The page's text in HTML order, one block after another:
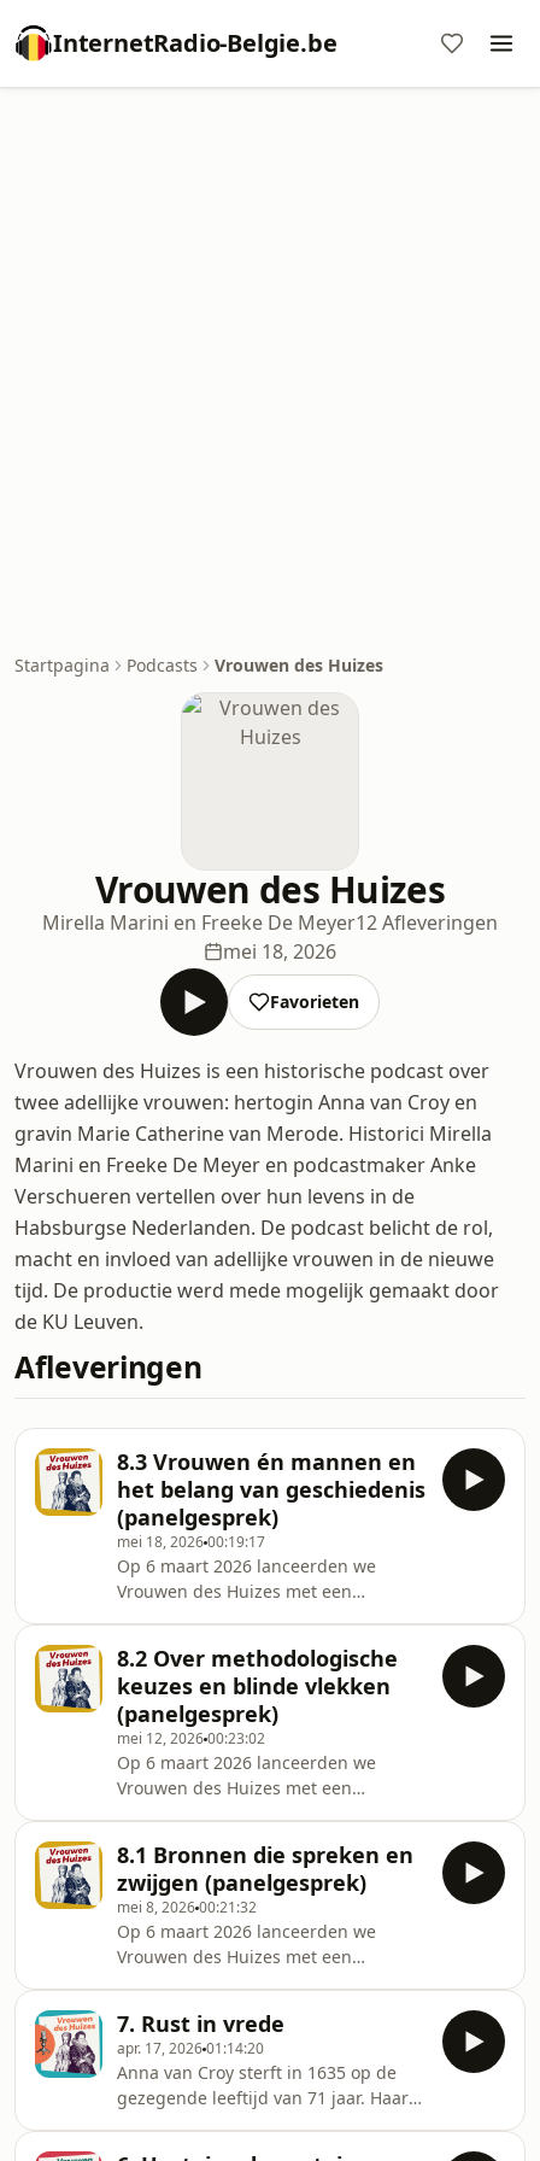
InternetRadio-Belgie.be
Startpagina Podcasts Vrouwen des Huizes
Vrouwen des Huizes
Mirella Marini en Freeke De Meyer12 Afleveringen
mei 18, 2026
Favorieten
Vrouwen des Huizes is een historische podcast over
twee adellijke vrouwen: hertogin Anna van Croy en
gravin Marie Catherine van Merode. Historici Mirella
Marini en Freeke De Meyer en podcastmaker Anke
Verschueren vertellen over hun levens in de
Habsburgse Nederlanden. De podcast belicht de rol,
macht en invloed van adellijke vrouwen in de nieuwe
tijd. De productie werd mede mogelijk gemaakt door
de KU Leuven.
Afleveringen
8.3 Vrouwen én mannen en
het belang van geschiedenis
(panelgesprek)
mei 18, 202600:19:17
Op 6 maart 2026 lanceerden we
Vrouwen des Huizes met een
aan om de onderwerpen uit onze
podcastreeks te verdiepen en te
verbreden. Die gesprekken vormen in
drie korte afleveringen het sluitstuk
van deze podcastreeks. In het derde
en laatste panelgesprek gaat Anke
Verschueren in gesprek met Johan
Verberckmoes (KU Leuven), Jona
8.2 Over methodologische
keuzes en blinde vlekken
(panelgesprek)
mei 12, 202600:23:02
Op 6 maart 2026 lanceerden we
Vrouwen des Huizes met een
aan om de onderwerpen uit onze
podcastreeks te verdiepen en te
verbreden. Die gesprekken vormen in
drie korte afleveringen het sluitstuk
van deze podcastreeks. In het tweede
panelgesprek gaat Anke Verschueren
in gesprek met Chanelle
Delameillieure (KU Leuven), Jonas Roe
8.1 Bronnen die spreken en
zwijgen (panelgesprek)
mei 8, 202600:21:32
Op 6 maart 2026 lanceerden we
Vrouwen des Huizes met een
aan om de onderwerpen uit onze
podcastreeks te verdiepen en te
verbreden. Die gesprekken vormen in
drie korte afleveringen het sluitstuk
van deze podcastreeks. In het eerste
7. Rust in vrede
apr. 17, 202601:14:20
Anna van Croy sterft in 1635 op de
gezegende leeftijd van 71 jaar. Haar